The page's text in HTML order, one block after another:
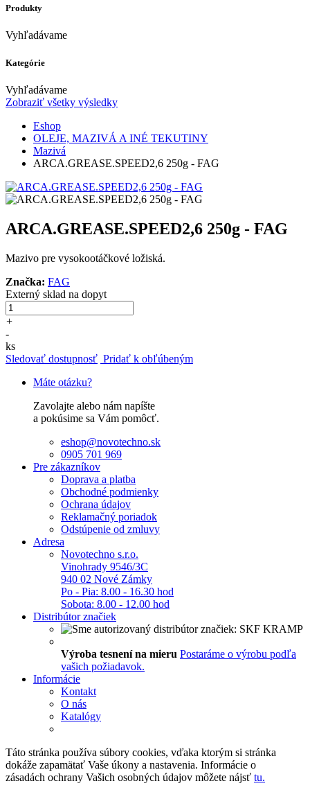
Produkty
Vyhľadávame
Kategórie
Vyhľadávame
Zobraziť všetky výsledky
Eshop
OLEJE, MAZIVÁ A INÉ TEKUTINY
Mazivá
ARCA.GREASE.SPEED2,6 250g - FAG
ARCA.GREASE.SPEED2,6 250g - FAG
Mazivo pre vysokootáčkové ložiská.
Značka: FAG
Externý sklad na dopyt
+
-
ks
Sledovať dostupnosť Pridať k obľúbeným
Máte otázku?
Zavolajte alebo nám napíšte
a pokúsime sa Vám pomôcť.
eshop@novotechno.sk
0905 701 969
Pre zákazníkov
Doprava a platba
Obchodné podmienky
Ochrana údajov
Reklamačný poriadok
Odstúpenie od zmluvy
Adresa
Novotechno s.r.o.
Vinohrady 9546/3C
940 02 Nové Zámky
Po - Pia: 8.00 - 16.30 hod
Sobota: 8.00 - 12.00 hod
Distribútor značiek
Výroba tesnení na mieru Postaráme o výrobu podľa
vašich požiadavok.
Informácie
Kontakt
O nás
Katalógy
Táto stránka používa súbory cookies, vďaka ktorým si stránka
dokáže zapamätať Vaše úkony a nastavenia. Informácie o
zásadách ochrany Vašich osobných údajov môžete nájsť tu.